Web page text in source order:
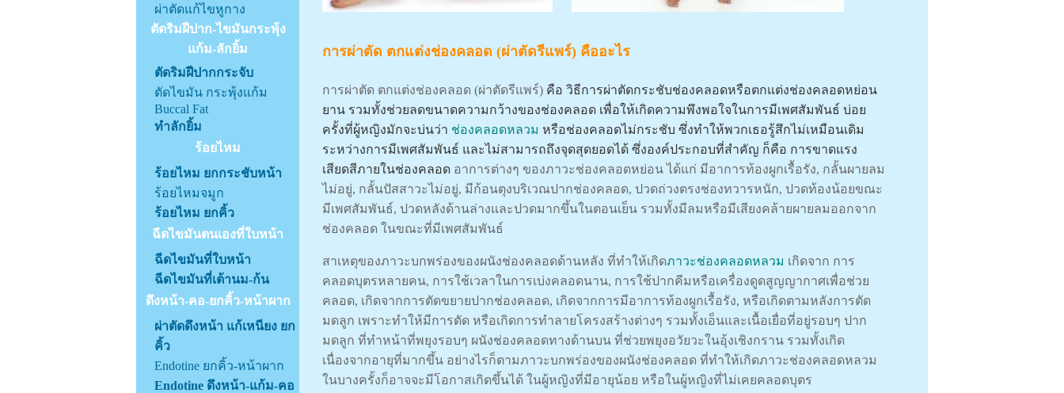
ผ่าตัดแก้ไขหูกาง
ตัดริมฝีปาก-ไขมันกระพุ้ง
แก้ม-ลักยิ้ม
ตัดริมฝีปากกระจับ
ตัดไขมัน กระพุ้งแก้ม
Buccal Fat
ทำลักยิ้ม
ร้อยไหม
ร้อยไหม ยกกระชับหน้า
ร้อยไหมจมูก
ร้อยไหม ยกคิ้ว
ฉีดไขมันตนเองที่ใบหน้า
ฉีดไขมันที่ใบหน้า
ฉีดไขมันที่เต้านม-ก้น
ดึงหน้า-คอ-ยกคิ้ว-หน้าผาก
ผ่าตัดดึงหน้า แก้เหนียง ยก
คิ้ว
Endotine ยกคิ้ว-หน้าผาก
Endotine ดึงหน้า-แก้ม-คอ
การผ่าตัด ตกแต่งช่องคลอด (ผ่าตัดรีแพร์) คืออะไร
การผ่าตัด ตกแต่งช่องคลอด (ผ่าตัดรีแพร์) คือ วิธีการผ่าตัดกระชับช่องคลอดหรือตกแต่งช่องคลอดหย่อน
ยาน รวมทั้งช่วยลดขนาดความกว้างของช่องคลอด เพื่อให้เกิดความพึงพอใจในการมีเพศสัมพันธ์ บ่อย
ครั้งที่ผู้หญิงมักจะบ่นว่า ช่องคลอดหลวม หรือช่องคลอดไม่กระชับ ซึ่งทำให้พวกเธอรู้สึกไม่เหมือนเดิม
ระหว่างการมีเพศสัมพันธ์ และไม่สามารถถึงจุดสุดยอดได้ ซึ่งองค์ประกอบที่สำคัญ ก็คือ การขาดแรง
เสียดสีภายในช่องคลอด อาการต่างๆ ของภาวะช่องคลอดหย่อน ได้แก่ มีอาการท้องผูกเรื้อรัง, กลั้นผายลม
ไม่อยู่, กลั้นปัสสาวะไม่อยู่, มีก้อนตุงบริเวณปากช่องคลอด, ปวดถ่วงตรงช่องทวารหนัก, ปวดท้องน้อยขณะ
มีเพศสัมพันธ์, ปวดหลังด้านล่างและปวดมากขึ้นในตอนเย็น รวมทั้งมีลมหรือมีเสียงคล้ายผายลมออกจาก
ช่องคลอด ในขณะที่มีเพศสัมพันธ์
สาเหตุของภาวะบกพร่องของผนังช่องคลอดด้านหลัง ที่ทำให้เกิดภาวะช่องคลอดหลวม เกิดจาก การ
คลอดบุตรหลายคน, การใช้เวลาในการเบ่งคลอดนาน, การใช้ปากคีมหรือเครื่องดูดสูญญากาศเพื่อช่วย
คลอด, เกิดจากการตัดขยายปากช่องคลอด, เกิดจากการมีอาการท้องผูกเรื้อรัง, หรือเกิดตามหลังการตัด
มดลูก เพราะทําให้มีการตัด หรือเกิดการทําลายโครงสร้างต่างๆ รวมทั้งเอ็นและเนื้อเยื่อที่อยู่รอบๆ ปาก
มดลูก ที่ทําหน้าที่พยุงรอบๆ ผนังช่องคลอดทางด้านบน ที่ช่วยพยุงอวัยวะในอุ้งเชิงกราน รวมทั้งเกิด
เนื่องจากอายุที่มากขึ้น อย่างไรก็ตามภาวะบกพร่องของผนังช่องคลอด ที่ทำให้เกิดภาวะช่องคลอดหลวม
ในบางครั้งก็อาจจะมีโอกาสเกิดขึ้นได้ ในผู้หญิงที่มีอายุน้อย หรือในผู้หญิงที่ไม่เคยคลอดบุตร